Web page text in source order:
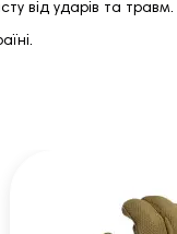
від ударів та травм.